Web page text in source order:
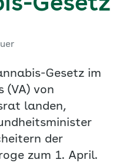
Gesetz
Gesetz im
(VA) von
landen,
der
zum 1. April.